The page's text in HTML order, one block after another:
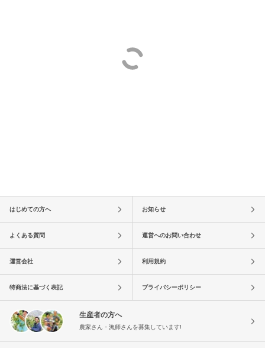
はじめての方へ お知らせ
よくある質問 運営へのお問い合わせ
運営会社 利用規約
特商法に基づく表記 プライバシーポリシー
生産者の方へ
農家さん・漁師さんを募集しています!